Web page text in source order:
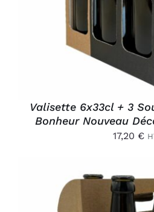
Valisette 6x33cl + 3
Bonheur Nouveau
17,20 €